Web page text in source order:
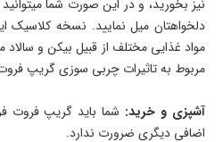
نیز بخورید، و در این صورت شما
دلخواهتان میل نمایید. نسخه کلاسیک
مواد غذایی مختلف از قبیل بیکن و
مربوط به تاثیرات چربی سوزی گریپ
آشپزی و خرید: شما باید گریپ فروت
اضافی دیگری ضرورت ندارد.